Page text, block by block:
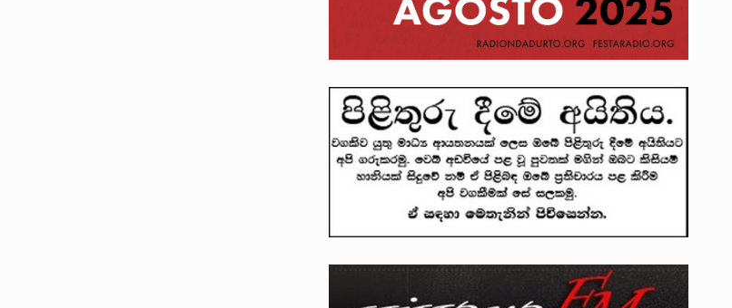
වැටු ප්‍ර්ශ්න, රැකියා විරහිත ප්‍රශ්න මේ සියලු ප්‍රශ්නවලට තනි…